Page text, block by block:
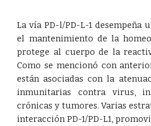
La vía PD-l/PD-L-1 desempeña
el mantenimiento de la
protege al cuerpo de la
Como se mencionó con
están asociadas con la
inmunitarias contra virus,
crónicas y tumores. Varias
interacción PD-1/PD-L1,